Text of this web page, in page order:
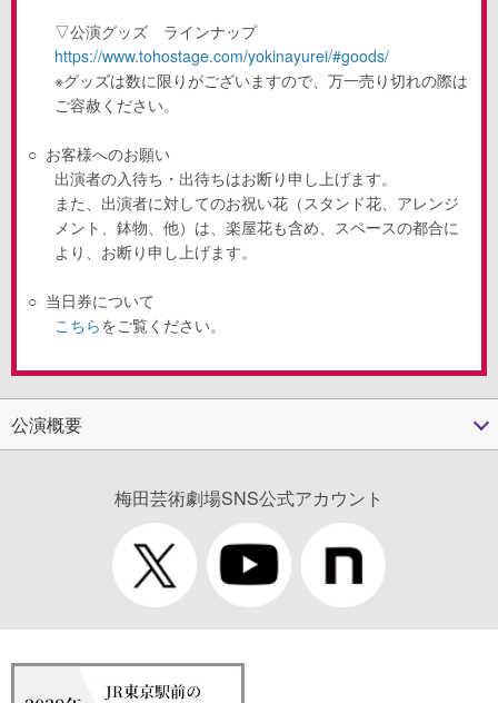
▽公演グッズ ラインナップ
https://www.tohostage.com/yokinayurei/#goods/
※グッズは数に限りがございますので、万一売り切れの際は
ご容赦ください。
○ お客様へのお願い
出演者の入待ち・出待ちはお断り申し上げます。
また、出演者に対してのお祝い花（スタンド花、アレンジ
メント、鉢物、他）は、楽屋花も含め、スペースの都合に
より、お断り申し上げます。
○ 当日券について
こちらをご覧ください。
公演概要
梅田芸術劇場SNS公式アカウント